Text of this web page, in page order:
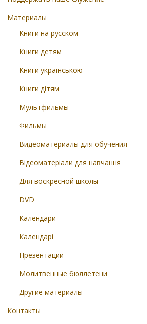
Материалы
Книги на русском
Книги детям
Книги українською
Книги дітям
Мультфильмы
Фильмы
Видеоматериалы для обучения
Відеоматеріали для навчання
Для воскресной школы
DVD
Календари
Календарі
Презентации
Молитвенные бюллетени
Другие материалы
Контакты